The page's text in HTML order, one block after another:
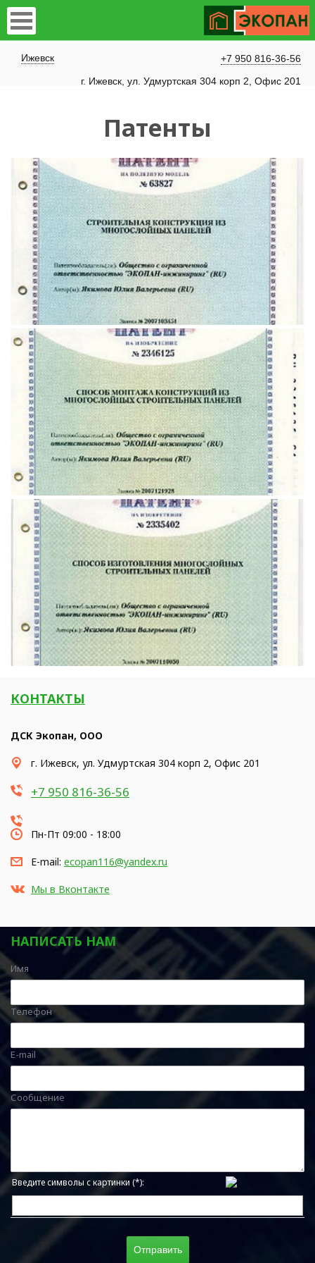
Ижевск
+7 950 816-36-56
г. Ижевск, ул. Удмуртская 304 корп 2, Офис 201
Патенты
КОНТАКТЫ
ДСК Экопан, ООО
г. Ижевск, ул. Удмуртская 304 корп 2, Офис 201
+7 950 816-36-56
Пн-Пт 09:00 - 18:00
E-mail: ecopan116@yandex.ru
Мы в Вконтакте
НАПИСАТЬ НАМ
Имя
Телефон
E-mail
Сообщение
Введите символы с картинки (*):